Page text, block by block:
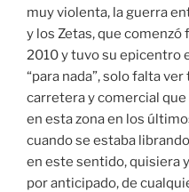
muy violenta, la guerra
y los Zetas, que
2010 y tuvo su epicentro
“para nada”, solo falta
carretera y comercial
en esta zona en los
cuando se estaba
en este sentido, quisiera
por anticipado, de